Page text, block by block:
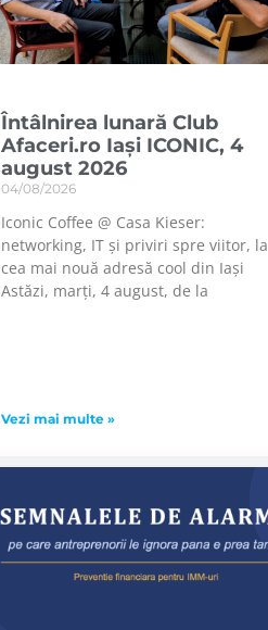
Întâlnirea lunară Club
Afaceri.ro Iași ICONIC, 4
august 2026
04/08/2026
Iconic Coffee @ Casa Kieser:
networking, IT și priviri spre viitor, la
cea mai nouă adresă cool din Iași
Astăzi, marți, 4 august, de la
Vezi mai multe »